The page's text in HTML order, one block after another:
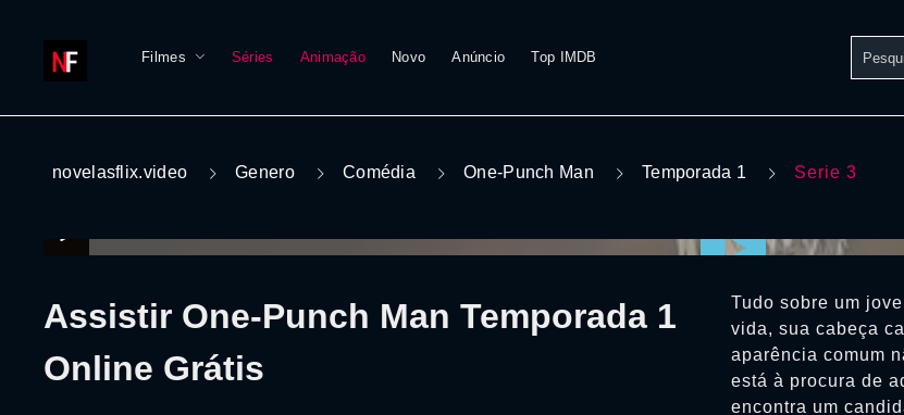
Filmes Séries Animação Novo Anúncio Top IMDB
novelasflix.video Genero Comédia One-Punch Man Temporada 1 Serie 3
Assistir One-Punch Man Temporada 1
Online Grátis
Tudo sobre um
vida, sua cabeça
aparência comum
está à procura de
encontra um